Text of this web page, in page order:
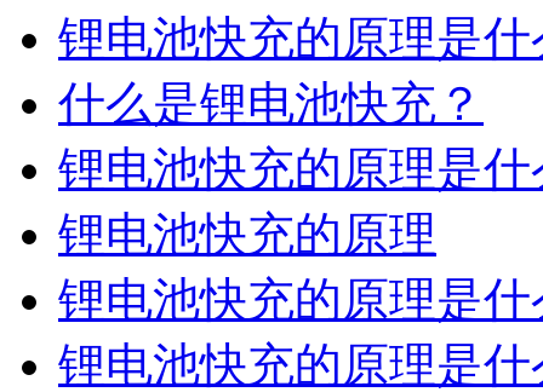
锂电池快充的原理是什
什么是锂电池快充？
锂电池快充的原理是什
锂电池快充的原理
锂电池快充的原理是什
锂电池快充的原理是什